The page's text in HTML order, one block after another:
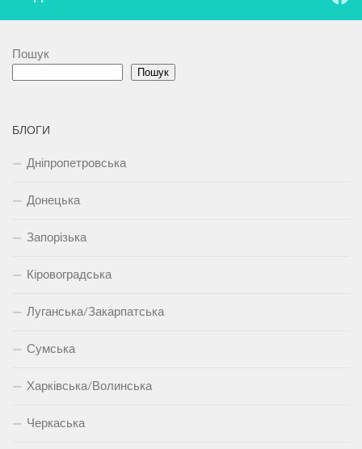
Пошук
Пошук
БЛОГИ
Дніпропетровська
Донецька
Запорізька
Кіровоградська
Луганська/Закарпатська
Сумська
Харківська/Волинська
Черкаська